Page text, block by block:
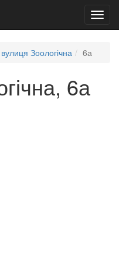
вулиця Зоологічна 6а
6а